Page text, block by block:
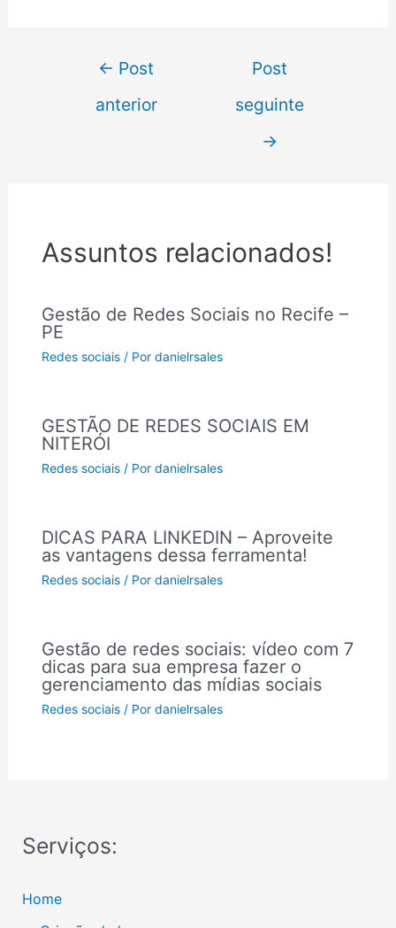
← Post
anterior
Post
seguinte
→
Assuntos relacionados!
Gestão de Redes Sociais no Recife –
PE
Redes sociais / Pordanielrsales
GESTÃO DE REDES SOCIAIS EM
NITERÓI
Redes sociais / Pordanielrsales
DICAS PARA LINKEDIN – Aproveite
as vantagens dessa ferramenta!
Redes sociais / Pordanielrsales
Gestão de redes sociais: vídeo com 7
dicas para sua empresa fazer o
gerenciamento das mídias sociais
Redes sociais / Pordanielrsales
Serviços:
Home